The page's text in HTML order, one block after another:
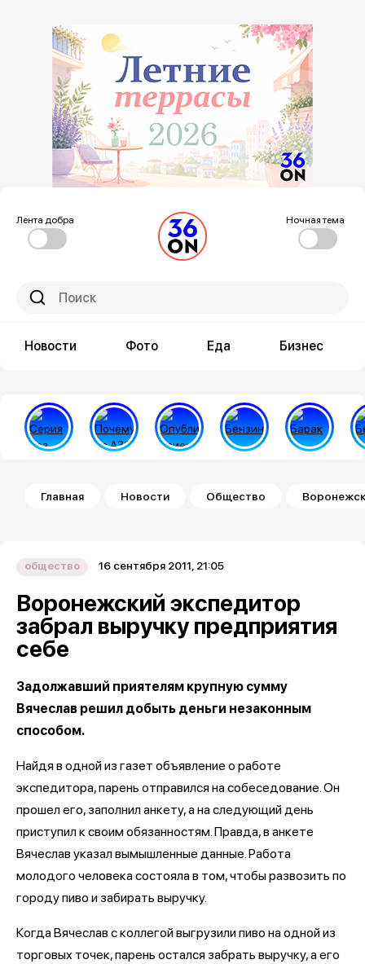
Лента добра Ночная тема
Новости Фото Еда Бизнес
Строка навигации
Главная Новости Общество
общество 16 сентября 2011, 21:05
Воронежский экспедитор
забрал выручку предприятия
себе
Задолжавший приятелям крупную сумму
Вячеслав решил добыть деньги незаконным
способом.
Найдя в одной из газет объявление о работе
экспедитора, парень отправился на собеседование. Он
прошел его, заполнил анкету, а на следующий день
приступил к своим обязанностям. Правда, в анкете
Вячеслав указал вымышленные данные. Работа
молодого человека состояла в том, чтобы развозить по
городу пиво и забирать выручку.
Когда Вячеслав с коллегой выгрузили пиво на одной из
торговых точек, парень остался забрать выручку, а его